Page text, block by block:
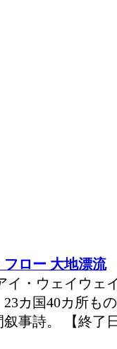
フロー 大地漂流
イ・ウェイウェ
23カ国40カ所も
叙事詩。 【終了